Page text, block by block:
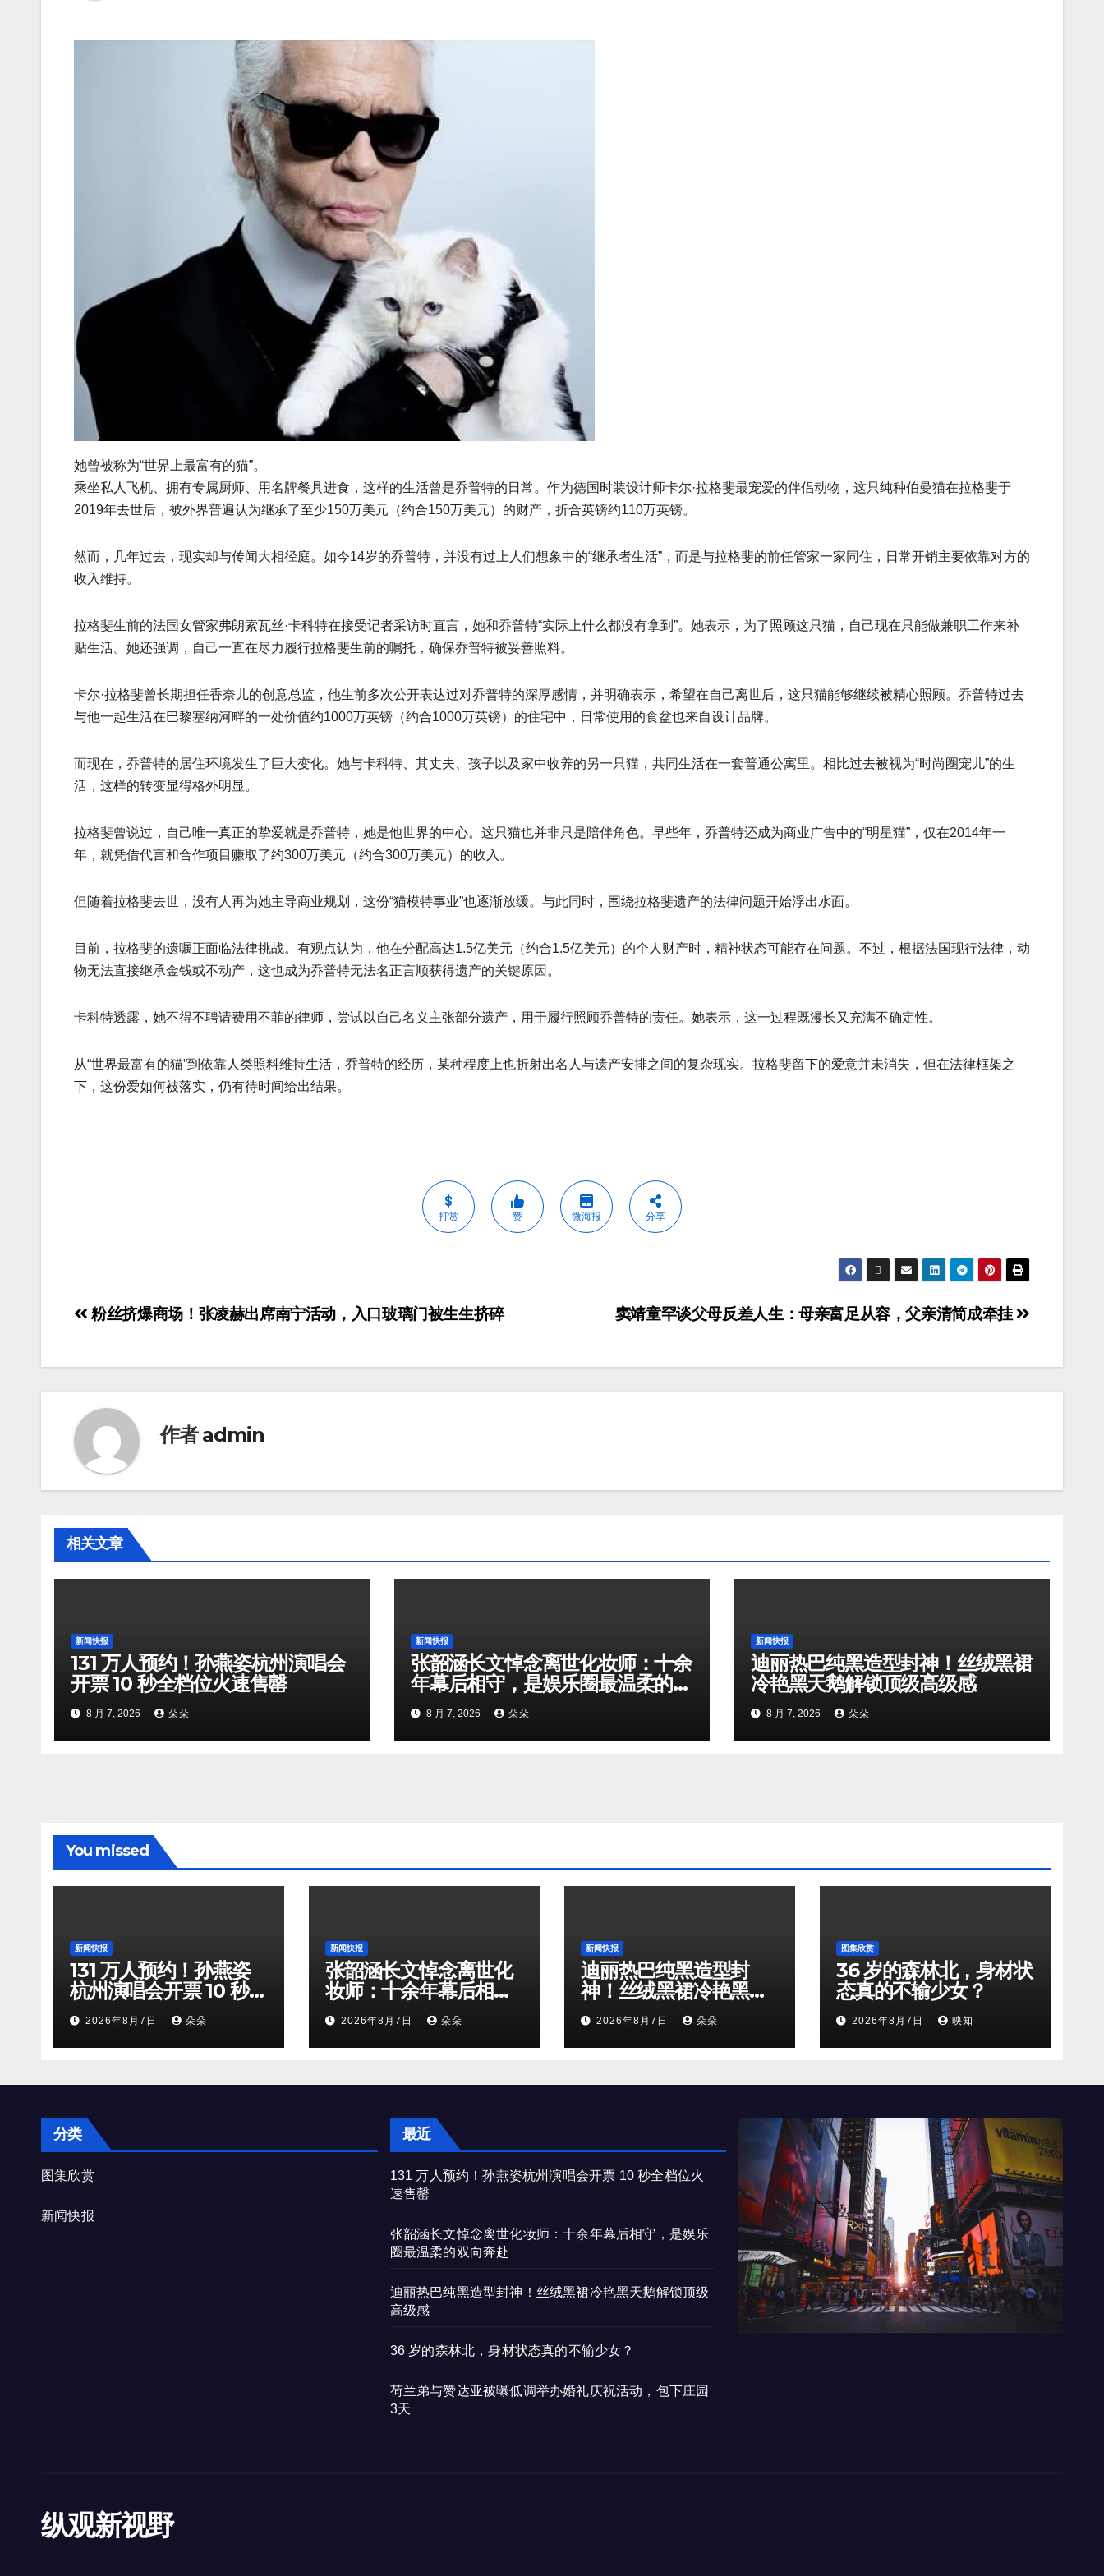
她曾被称为“世界上最富有的猫”。
乘坐私人飞机、拥有专属厨师、用名牌餐具进食，这样的生活曾是乔普特的日常。作为德国时装设计师卡尔·拉格斐最宠爱的伴侣动物，这只纯种伯曼猫在拉格斐于
2019年去世后，被外界普遍认为继承了至少150万美元（约合150万美元）的财产，折合英镑约110万英镑。
然而，几年过去，现实却与传闻大相径庭。如今14岁的乔普特，并没有过上人们想象中的“继承者生活”，而是与拉格斐的前任管家一家同住，日常开销主要依靠对方的
收入维持。
拉格斐生前的法国女管家弗朗索瓦丝·卡科特在接受记者采访时直言，她和乔普特“实际上什么都没有拿到”。她表示，为了照顾这只猫，自己现在只能做兼职工作来补
贴生活。她还强调，自己一直在尽力履行拉格斐生前的嘱托，确保乔普特被妥善照料。
卡尔·拉格斐曾长期担任香奈儿的创意总监，他生前多次公开表达过对乔普特的深厚感情，并明确表示，希望在自己离世后，这只猫能够继续被精心照顾。乔普特过去
与他一起生活在巴黎塞纳河畔的一处价值约1000万英镑（约合1000万英镑）的住宅中，日常使用的食盆也来自设计品牌。
而现在，乔普特的居住环境发生了巨大变化。她与卡科特、其丈夫、孩子以及家中收养的另一只猫，共同生活在一套普通公寓里。相比过去被视为“时尚圈宠儿”的生
活，这样的转变显得格外明显。
拉格斐曾说过，自己唯一真正的挚爱就是乔普特，她是他世界的中心。这只猫也并非只是陪伴角色。早些年，乔普特还成为商业广告中的“明星猫”，仅在2014年一
年，就凭借代言和合作项目赚取了约300万美元（约合300万美元）的收入。
但随着拉格斐去世，没有人再为她主导商业规划，这份“猫模特事业”也逐渐放缓。与此同时，围绕拉格斐遗产的法律问题开始浮出水面。
目前，拉格斐的遗嘱正面临法律挑战。有观点认为，他在分配高达1.5亿美元（约合1.5亿美元）的个人财产时，精神状态可能存在问题。不过，根据法国现行法律，动
物无法直接继承金钱或不动产，这也成为乔普特无法名正言顺获得遗产的关键原因。
卡科特透露，她不得不聘请费用不菲的律师，尝试以自己名义主张部分遗产，用于履行照顾乔普特的责任。她表示，这一过程既漫长又充满不确定性。
从“世界最富有的猫”到依靠人类照料维持生活，乔普特的经历，某种程度上也折射出名人与遗产安排之间的复杂现实。拉格斐留下的爱意并未消失，但在法律框架之
下，这份爱如何被落实，仍有待时间给出结果。
打赏 赞 微海报 分享
窦靖童罕谈父母反差人生：母亲富足从容，父亲清简成牵挂
粉丝挤爆商场！张凌赫出席南宁活动，入口玻璃门被生生挤碎
作者admin
相关文章
新闻快报
131 万人预约！孙燕姿杭州演唱会
开票 10 秒全档位火速售罄
8 月 7, 2026 朵朵
新闻快报
张韶涵长文悼念离世化妆师：十余
年幕后相守，是娱乐圈最温柔的双
向奔赴
8 月 7, 2026 朵朵
新闻快报
迪丽热巴纯黑造型封神！丝绒黑裙
冷艳黑天鹅解锁顶级高级感
8 月 7, 2026 朵朵
You missed
新闻快报
131 万人预约！孙燕姿
杭州演唱会开票 10 秒全
档位火速售罄
2026年8月7日 朵朵
新闻快报
张韶涵长文悼念离世化
妆师：十余年幕后相
守，是娱乐圈最温柔的
双向奔赴
2026年8月7日 朵朵
新闻快报
迪丽热巴纯黑造型封
神！丝绒黑裙冷艳黑天
鹅解锁顶级高级感
2026年8月7日 朵朵
图集欣赏
36 岁的森林北，身材状
态真的不输少女？
2026年8月7日 映知
分类
图集欣赏
新闻快报
最近
131 万人预约！孙燕姿杭州演唱会开票 10 秒全档位火
速售罄
张韶涵长文悼念离世化妆师：十余年幕后相守，是娱乐
圈最温柔的双向奔赴
迪丽热巴纯黑造型封神！丝绒黑裙冷艳黑天鹅解锁顶级
高级感
36 岁的森林北，身材状态真的不输少女？
荷兰弟与赞达亚被曝低调举办婚礼庆祝活动，包下庄园
3天
纵观新视野